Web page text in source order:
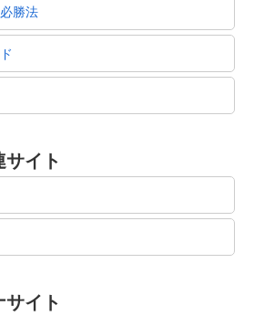
勝法
サイト
サイト